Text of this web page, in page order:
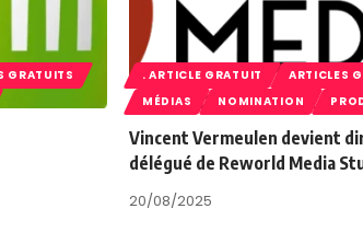
GRATUITS
. ARTICLE GRATUIT
ARTICLES
MÉDIAS
NOMINATION
Vincent Vermeulen devient
délégué de Reworld Media
20/08/2025